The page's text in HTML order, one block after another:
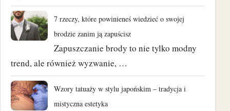
7 rzeczy, które powinieneś wiedzieć o swojej
brodzie zanim ją zapuścisz
Zapuszczanie brody to nie tylko modny
trend, ale również wyzwanie, …
Wzory tatuaży w stylu japońskim – tradycja i
mistyczna estetyka